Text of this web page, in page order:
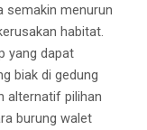
semakin menurun
habitat.
yang dapat
biak di gedung
alternatif pilihan
burung walet